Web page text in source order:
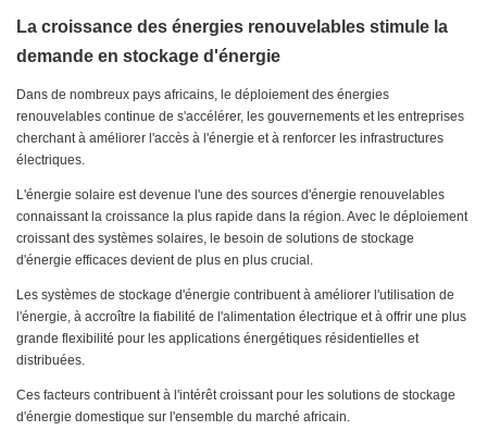
La croissance des énergies renouvelables stimule la
demande en stockage d'énergie
Dans de nombreux pays africains, le déploiement des énergies
renouvelables continue de s'accélérer, les gouvernements et les entreprises
cherchant à améliorer l'accès à l'énergie et à renforcer les infrastructures
électriques.
L'énergie solaire est devenue l'une des sources d'énergie renouvelables
connaissant la croissance la plus rapide dans la région. Avec le déploiement
croissant des systèmes solaires, le besoin de solutions de stockage
d'énergie efficaces devient de plus en plus crucial.
Les systèmes de stockage d'énergie contribuent à améliorer l'utilisation de
l'énergie, à accroître la fiabilité de l'alimentation électrique et à offrir une plus
grande flexibilité pour les applications énergétiques résidentielles et
distribuées.
Ces facteurs contribuent à l'intérêt croissant pour les solutions de stockage
d'énergie domestique sur l'ensemble du marché africain.